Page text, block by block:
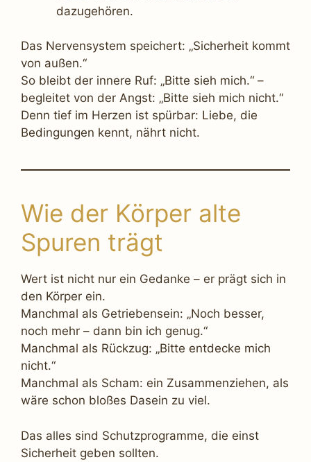
dazugehören.
Das Nervensystem speichert: „Sicherheit kommt
von außen.“
So bleibt der innere Ruf: „Bitte sieh mich.“ –
begleitet von der Angst: „Bitte sieh mich nicht.“
Denn tief im Herzen ist spürbar: Liebe, die
Bedingungen kennt, nährt nicht.
Wie der Körper alte
Spuren trägt
Wert ist nicht nur ein Gedanke – er prägt sich in
den Körper ein.
Manchmal als Getriebensein: „Noch besser,
noch mehr – dann bin ich genug.“
Manchmal als Rückzug: „Bitte entdecke mich
nicht.“
Manchmal als Scham: ein Zusammenziehen, als
wäre schon bloßes Dasein zu viel.
Das alles sind Schutzprogramme, die einst
Sicherheit geben sollten.